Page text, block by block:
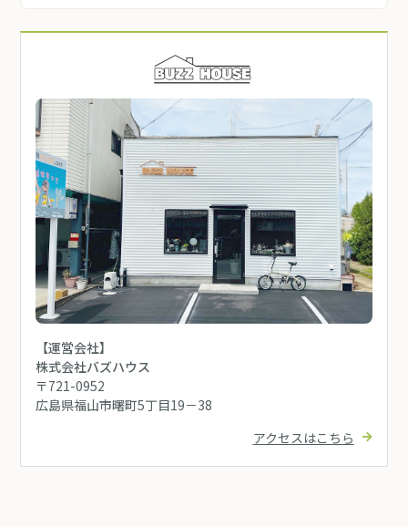
【運営会社】
株式会社バズハウス
〒721-0952
広島県福山市曙町5丁目19－38
アクセスはこちら